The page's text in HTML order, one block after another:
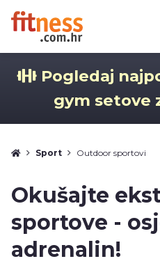
Pogledaj
gym setove
Sport Outdoor sportovi
Okušajte
sportove -
adrenalin!